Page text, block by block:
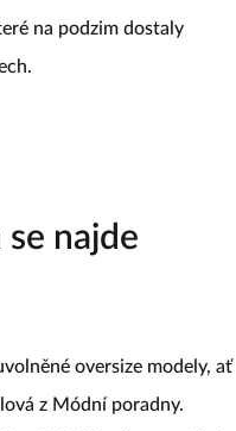
na podzim dostaly
najde
oversize modely, ať
z Módní poradny.